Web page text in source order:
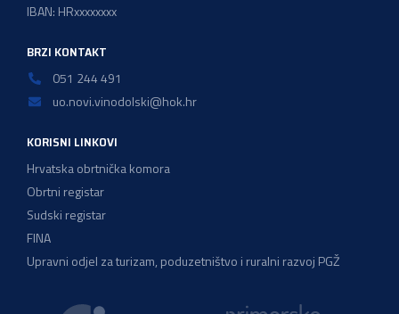
IBAN: HRxxxxxxxx
BRZI KONTAKT
051 244 491
uo.novi.vinodolski@hok.hr
KORISNI LINKOVI
Hrvatska obrtnička komora
Obrtni registar
Sudski registar
FINA
Upravni odjel za turizam, poduzetništvo i ruralni razvoj PGŽ